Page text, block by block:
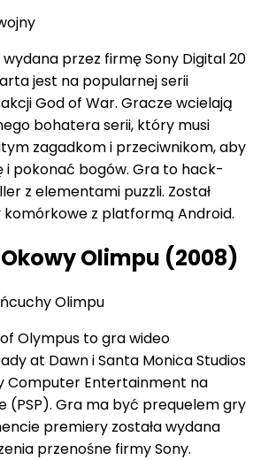
przez firmę Sony Digital 20
jest na popularnej serii
God of War. Gracze wcielają
bohatera serii, który musi
zagadkom i przeciwnikom, aby
i pokonać bogów. Gra to hack-
z elementami puzzli. Został
z platformą Android.
Olimpu (2008)
Olympus to gra wideo
at Dawn i Santa Monica Studios
Computer Entertainment na
(PSP). Gra ma być prequelem gry
premiery została wydana
przenośne firmy Sony.